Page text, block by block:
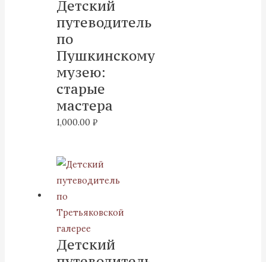
Детский
путеводитель
по
Пушкинскому
музею:
старые
мастера
1,000.00₽
Детский